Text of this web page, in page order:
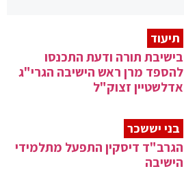
תיעוד
בישיבת תורה ודעת התכנסו
להספד מרן ראש הישיבה הגרי"ג
אדלשטיין זצוק"ל
בני יששכר
הגרב"ד דיסקין התפעל מתלמידי
הישיבה